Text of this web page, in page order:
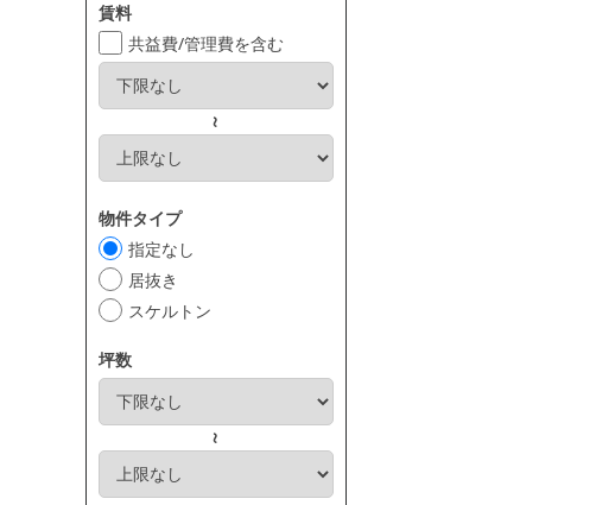
賃料
共益費/管理費を含む
～
物件タイプ
指定なし
居抜き
スケルトン
坪数
～